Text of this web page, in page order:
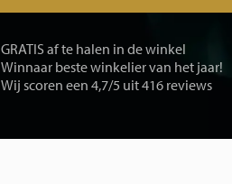
GRATIS af te halen in de winkel
Winnaar beste winkelier van het jaar!
Wij scoren een 4,7/5 uit 416 reviews